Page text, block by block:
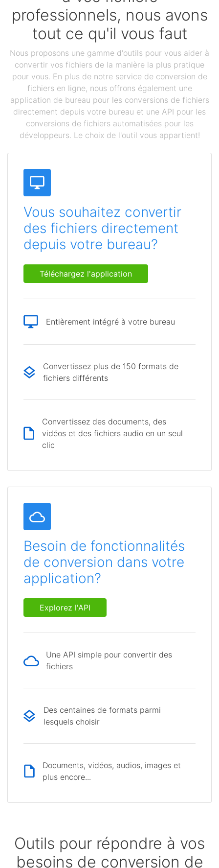
professionnels, nous avons
tout ce qu'il vous faut
Nous proposons une gamme d'outils pour vous aider à
convertir vos fichiers de la manière la plus pratique
pour vous. En plus de notre service de conversion de
fichiers en ligne, nous offrons également une
application de bureau pour les conversions de fichiers
directement depuis votre bureau et une API pour les
conversions de fichiers automatisées pour les
développeurs. Le choix de l'outil vous appartient!
Vous souhaitez convertir
des fichiers directement
depuis votre bureau?
Téléchargez l'application
Entièrement intégré à votre bureau
Convertissez plus de 150 formats de
fichiers différents
Convertissez des documents, des
vidéos et des fichiers audio en un seul
clic
Besoin de fonctionnalités
de conversion dans votre
application?
Explorez l'API
Une API simple pour convertir des
fichiers
Des centaines de formats parmi
lesquels choisir
Documents, vidéos, audios, images et
plus encore...
Outils pour répondre à vos
besoins de conversion de